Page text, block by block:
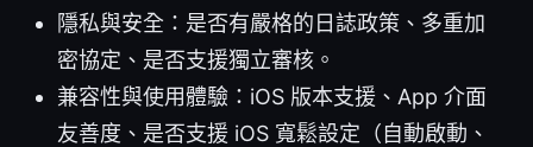
隱私與安全：是否有嚴格的日誌政策、多重加
密協定、是否支援獨立審核。
兼容性與使用體驗：iOS 版本支援、App 介面
友善度、是否支援 iOS 寬鬆設定（自動啟動、